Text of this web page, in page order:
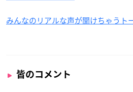
みんなのリアルな声が聞けちゃうト
皆のコメント